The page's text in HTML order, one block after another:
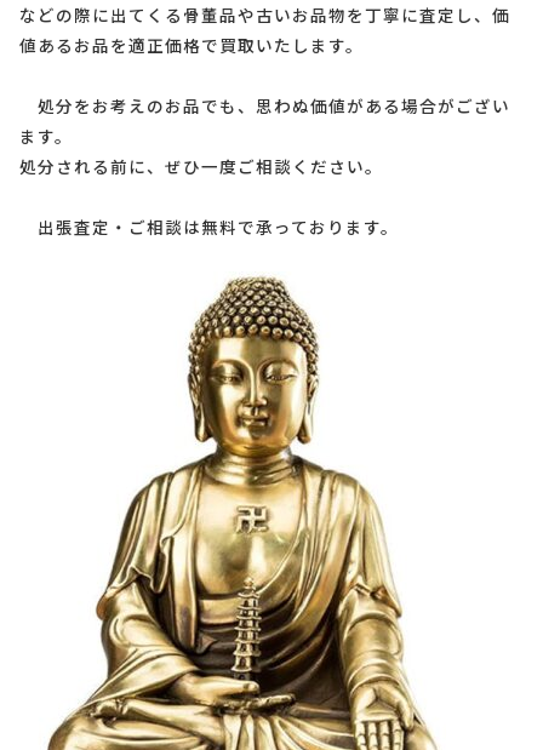
などの際に出てくる骨董品や古いお品物を丁寧に査定し、価
値あるお品を適正価格で買取いたします。
処分をお考えのお品でも、思わぬ価値がある場合がござい
ます。
処分される前に、ぜひ一度ご相談ください。
出張査定・ご相談は無料で承っております。